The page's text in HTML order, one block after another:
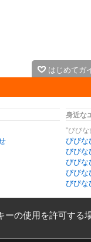
はじめてガ
身近な
"びびな
びびな
びびな
びびな
びびな
びびな
ーの使用を許可する